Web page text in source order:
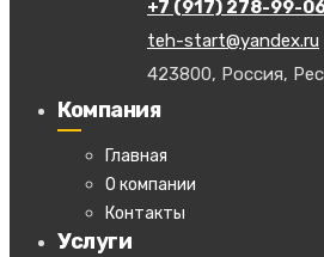
+7 (917) 278-99-
teh-start@yandex.ru
423800, Россия,
Компания
Главная
О компании
Контакты
Услуги